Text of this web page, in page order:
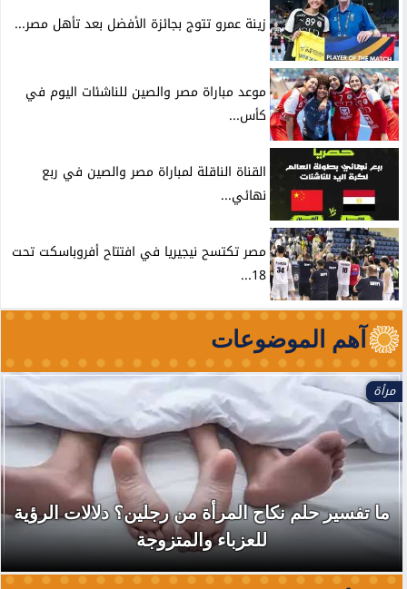
زينة عمرو تتوج بجائزة الأفضل بعد تأهل مصر...
موعد مباراة مصر والصين للناشئات اليوم في
كأس...
القناة الناقلة لمباراة مصر والصين في ربع
نهائي...
مصر تكتسح نيجيريا في افتتاح أفروباسكت تحت
18...
آهم الموضوعات
مرأة
ما تفسير حلم نكاح المرأة من رجلين؟ دلالات الرؤية
للعزباء والمتزوجة